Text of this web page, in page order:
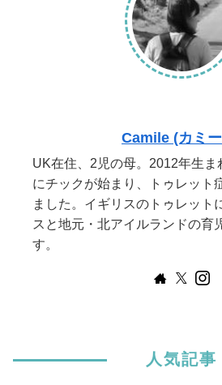
Camile (カミ
UK在住、2児の母。2012年生ま
にチックが始まり、トゥレット
ました。イギリスのトゥレット
スと地元・北アイルランドの育
す。
人気記事